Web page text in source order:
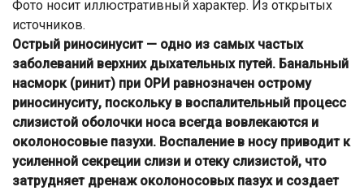
Фото носит иллюстративный характер. Из открытых
источников.
Острый риносинусит — одно из самых частых
заболеваний верхних дыхательных путей. Банальный
насморк (ринит) при ОРИ равнозначен острому
риносинуситу, поскольку в воспалительный процесс
слизистой оболочки носа всегда вовлекаются и
околоносовые пазухи. Воспаление в носу приводит к
усиленной секреции слизи и отеку слизистой, что
затрудняет дренаж околоносовых пазух и создает